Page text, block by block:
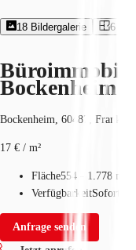
18 Bildergalerie 6
Bockenheim -
Bockenheim, 60487, Frankfurt
17 € / m²
Fläche554 - 1.778 m²
VerfügbarkeitSofort
Anfrage senden